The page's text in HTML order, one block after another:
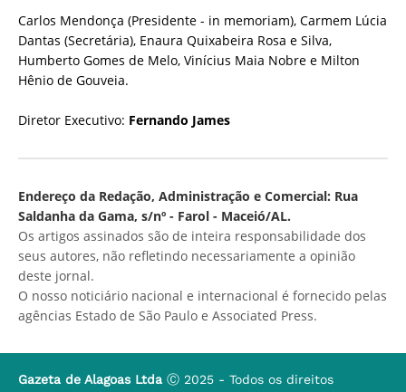
Carlos Mendonça (Presidente - in memoriam), Carmem Lúcia
Dantas (Secretária), Enaura Quixabeira Rosa e Silva,
Humberto Gomes de Melo, Vinícius Maia Nobre e Milton
Hênio de Gouveia.
Diretor Executivo: Fernando James
Endereço da Redação, Administração e Comercial: Rua
Saldanha da Gama, s/nº - Farol - Maceió/AL.
Os artigos assinados são de inteira responsabilidade dos
seus autores, não refletindo necessariamente a opinião
deste jornal.
O nosso noticiário nacional e internacional é fornecido pelas
agências Estado de São Paulo e Associated Press.
Gazeta de Alagoas Ltda Ⓒ 2025 - Todos os direitos